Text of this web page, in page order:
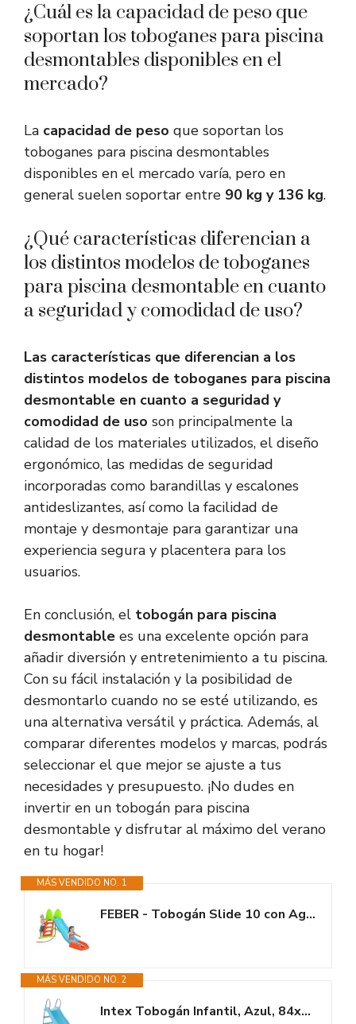
¿Cuál es la capacidad de peso que
soportan los toboganes para piscina
desmontables disponibles en el
mercado?
La capacidad de peso que soportan los
toboganes para piscina desmontables
disponibles en el mercado varía, pero en
general suelen soportar entre 90 kg y 136 kg.
¿Qué características diferencian a
los distintos modelos de toboganes
para piscina desmontable en cuanto
a seguridad y comodidad de uso?
Las características que diferencian a los
distintos modelos de toboganes para piscina
desmontable en cuanto a seguridad y
comodidad de uso son principalmente la
calidad de los materiales utilizados, el diseño
ergonómico, las medidas de seguridad
incorporadas como barandillas y escalones
antideslizantes, así como la facilidad de
montaje y desmontaje para garantizar una
experiencia segura y placentera para los
usuarios.
En conclusión, el tobogán para piscina
desmontable es una excelente opción para
añadir diversión y entretenimiento a tu piscina.
Con su fácil instalación y la posibilidad de
desmontarlo cuando no se esté utilizando, es
una alternativa versátil y práctica. Además, al
comparar diferentes modelos y marcas, podrás
seleccionar el que mejor se ajuste a tus
necesidades y presupuesto. ¡No dudes en
invertir en un tobogán para piscina
desmontable y disfrutar al máximo del verano
en tu hogar!
MÁS VENDIDO NO. 1
FEBER - Tobogán Slide 10 con Agua, con Hueco para la Poner la Manguera,...
MÁS VENDIDO NO. 2
Intex Tobogán Infantil, Azul, 84x196x119 cm, 2 escalones, Pata...